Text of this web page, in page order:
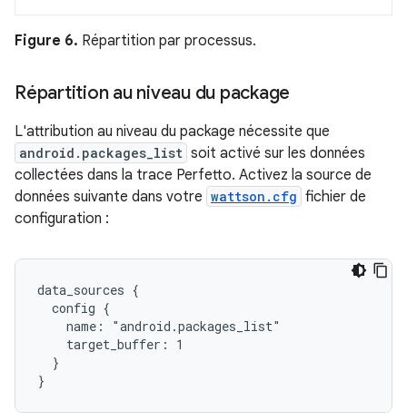
Figure 6. Répartition par processus.
Répartition au niveau du package
L'attribution au niveau du package nécessite que
android.packages_list soit activé sur les données
collectées dans la trace Perfetto. Activez la source de
données suivante dans votre wattson.cfg fichier de
configuration :
data_sources {
  config {
    name: "android.packages_list"
    target_buffer: 1
  }